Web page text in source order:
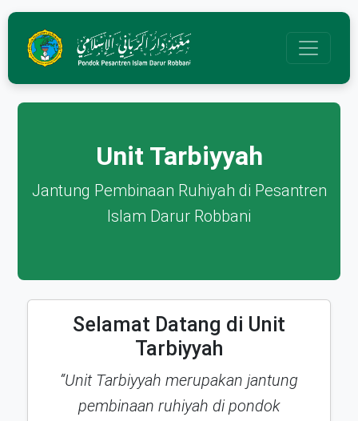
Unit Tarbiyyah
Jantung Pembinaan Ruhiyah di Pesantren
Islam Darur Robbani
Selamat Datang di Unit
Tarbiyyah
“Unit Tarbiyyah merupakan jantung
pembinaan ruhiyah di pondok